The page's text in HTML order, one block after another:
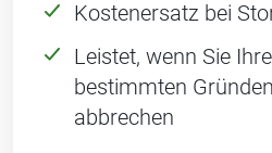
Kostenersatz bei
Leistet, wenn Sie
bestimmten
abbrechen